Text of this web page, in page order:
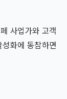
사업가와 고객
화에 동참하면